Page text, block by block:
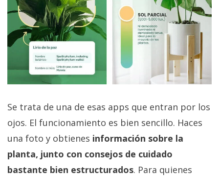
Se trata de una de esas apps que entran por los
ojos. El funcionamiento es bien sencillo. Haces
una foto y obtienes información sobre la
planta, junto con consejos de cuidado
bastante bien estructurados. Para quienes